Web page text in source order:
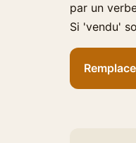
par un
Si 'vendu'